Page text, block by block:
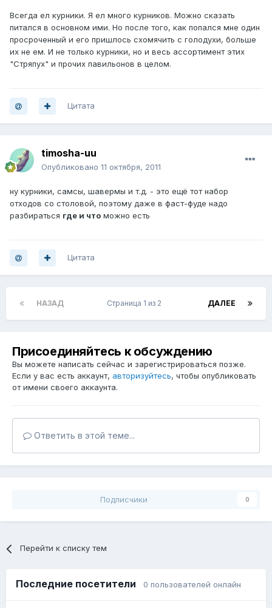
Всегда ел курники. Я ел много курников. Можно сказать
питался в основном ими. Но после того, как попался мне один
просроченный и его пришлось схомячить с голодухи, больше
их не ем. И не только курники, но и весь ассортимент этих
"Стряпух" и прочих павильонов в целом.
Цитата
timosha-uu
Опубликовано 11 октября, 2011
ну курники, самсы, шавермы и т.д. - это ещё тот набор
отходов со столовой, поэтому даже в фаст-фуде надо
разбираться где и что можно есть
Цитата
НАЗАД ДАЛЕЕ
Страница 1 из 2
Присоединяйтесь к обсуждению
Вы можете написать сейчас и зарегистрироваться позже.
Если у вас есть аккаунт, авторизуйтесь, чтобы опубликовать
от имени своего аккаунта.
Ответить в этой теме...
Подписчики 0
Перейти к списку тем
Последние посетители 0 пользователей онлайн